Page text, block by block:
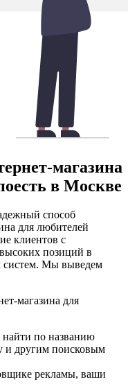
магазина
в Москве
способ
для любителей
клиентов с
позиций в
систем. Мы выведем
магазина для
найти по названию
и другим поисковым
рекламы, ваши